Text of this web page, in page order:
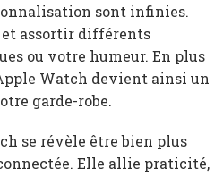
sont infinies.
et assortir différents
ou votre humeur. En plus
Watch devient ainsi un
garde-robe.
se révèle être bien plus
Elle allie praticité,